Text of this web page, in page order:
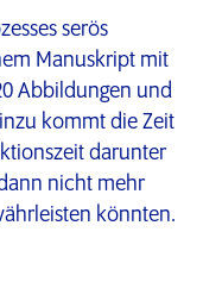
serös
Manuskript mit
Abbildungen und
kommt die Zeit
darunter
nicht mehr
könnten.